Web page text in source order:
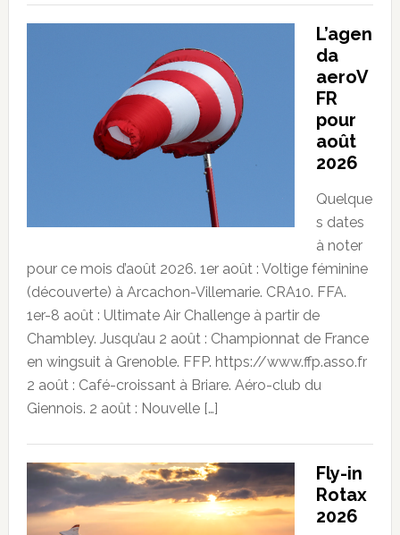
L’agen
da
aeroV
FR
pour
août
2026
Quelque
s dates
à noter
pour ce mois d’août 2026. 1er août : Voltige féminine
(découverte) à Arcachon-Villemarie. CRA10. FFA.
1er-8 août : Ultimate Air Challenge à partir de
Chambley. Jusqu’au 2 août : Championnat de France
en wingsuit à Grenoble. FFP. https://www.ffp.asso.fr
2 août : Café-croissant à Briare. Aéro-club du
Giennois. 2 août : Nouvelle […]
Fly-in
Rotax
2026